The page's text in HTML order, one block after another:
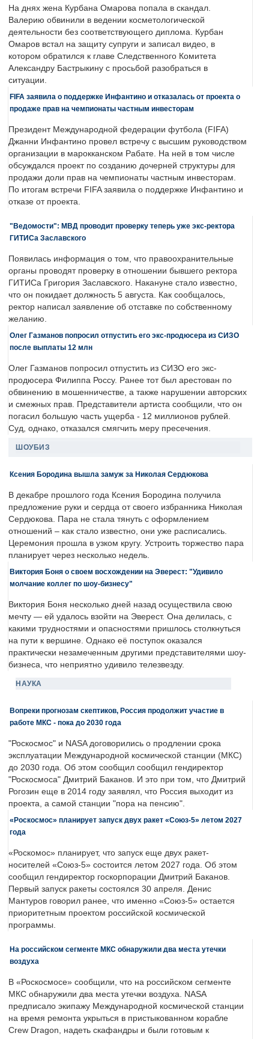
На днях жена Курбана Омарова попала в скандал.
Валерию обвинили в ведении косметологической
деятельности без соответствующего диплома. Курбан
Омаров встал на защиту супруги и записал видео, в
котором обратился к главе Следственного Комитета
Александру Бастрыкину с просьбой разобраться в
ситуации.
FIFA заявила о поддержке Инфантино и отказалась от проекта о
продаже прав на чемпионаты частным инвесторам
Президент Международной федерации футбола (FIFA)
Джанни Инфантино провел встречу с высшим руководством
организации в марокканском Рабате. На ней в том числе
обсуждался проект по созданию дочерней структуры для
продажи доли прав на чемпионаты частным инвесторам.
По итогам встречи FIFA заявила о поддержке Инфантино и
отказе от проекта.
"Ведомости": МВД проводит проверку теперь уже экс-ректора
ГИТИСа Заславского
Появилась информация о том, что правоохранительные
органы проводят проверку в отношении бывшего ректора
ГИТИСа Григория Заславского. Накануне стало известно,
что он покидает должность 5 августа. Как сообщалось,
ректор написал заявление об отставке по собственному
желанию.
Олег Газманов попросил отпустить его экс-продюсера из СИЗО
после выплаты 12 млн
Олег Газманов попросил отпустить из СИЗО его экс-
продюсера Филиппа Россу. Ранее тот был арестован по
обвинению в мошенничестве, а также нарушении авторских
и смежных прав. Представители артиста сообщили, что он
погасил большую часть ущерба - 12 миллионов рублей.
Суд, однако, отказался смягчить меру пресечения.
ШОУБИЗ
Ксения Бородина вышла замуж за Николая Сердюкова
В декабре прошлого года Ксения Бородина получила
предложение руки и сердца от своего избранника Николая
Сердюкова. Пара не стала тянуть с оформлением
отношений – как стало известно, они уже расписались.
Церемония прошла в узком кругу. Устроить торжество пара
планирует через несколько недель.
Виктория Боня о своем восхождении на Эверест: "Удивило
молчание коллег по шоу-бизнесу"
Виктория Боня несколько дней назад осуществила свою
мечту — ей удалось взойти на Эверест. Она делилась, с
какими трудностями и опасностями пришлось столкнуться
на пути к вершине. Однако её поступок оказался
практически незамеченным другими представителями шоу-
бизнеса, что неприятно удивило телезвезду.
НАУКА
Вопреки прогнозам скептиков, Россия продолжит участие в
работе МКС - пока до 2030 года
"Роскосмос" и NASA договорились о продлении срока
эксплуатации Международной космической станции (МКС)
до 2030 года. Об этом сообщил сообщил гендиректор
"Роскосмоса" Дмитрий Баканов. И это при том, что Дмитрий
Рогозин еще в 2014 году заявлял, что Россия выходит из
проекта, а самой станции "пора на пенсию".
«Роскосмос» планирует запуск двух ракет «Союз-5» летом 2027
года
«Роскомос» планирует, что запуск еще двух ракет-
носителей «Союз-5» состоится летом 2027 года. Об этом
сообщил гендиректор госкорпорации Дмитрий Баканов.
Первый запуск ракеты состоялся 30 апреля. Денис
Мантуров говорил ранее, что именно «Союз-5» остается
приоритетным проектом российской космической
программы.
На российском сегменте МКС обнаружили два места утечки
воздуха
В «Роскосмосе» сообщили, что на российском сегменте
МКС обнаружили два места утечки воздуха. NASA
предписало экипажу Международной космической станции
на время ремонта укрыться в пристыкованном корабле
Crew Dragon, надеть скафандры и были готовым к